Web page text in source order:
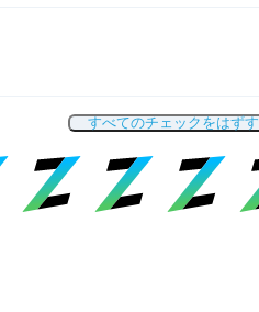
すべてのチェックをはずす